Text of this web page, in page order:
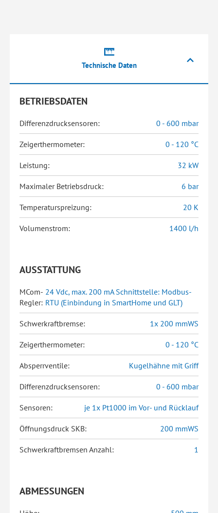
Technische Daten
BETRIEBSDATEN
Differenzdrucksensoren: 0 - 600 mbar
Zeigerthermometer: 0 - 120 °C
Leistung: 32 kW
Maximaler Betriebsdruck: 6 bar
Temperaturspreizung: 20 K
Volumenstrom: 1400 l/h
AUSSTATTUNG
MCom-
Regler:
24 Vdc, max. 200 mA Schnittstelle: Modbus-
RTU (Einbindung in SmartHome und GLT)
Schwerkraftbremse: 1x 200 mmWS
Zeigerthermometer: 0 - 120 °C
Absperrventile: Kugelhähne mit Griff
Differenzdrucksensoren: 0 - 600 mbar
Sensoren: je 1x Pt1000 im Vor- und Rücklauf
Öffnungsdruck SKB: 200 mmWS
Schwerkraftbremsen Anzahl: 1
ABMESSUNGEN